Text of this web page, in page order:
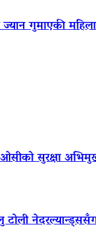
ज्यान गुमाएकी
सुरक्षा
टोली